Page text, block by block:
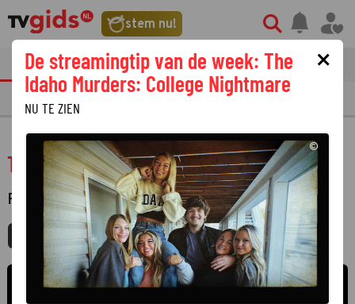
stem nu!
tvgids streaming nieuws
PRIMETIME GEMIST
Titane
FILM SPEELFILM
MIJNGIDS AGENDA DELEN
×
De streamingtip van de week: The
Idaho Murders: College Nightmare
NU TE ZIEN
©